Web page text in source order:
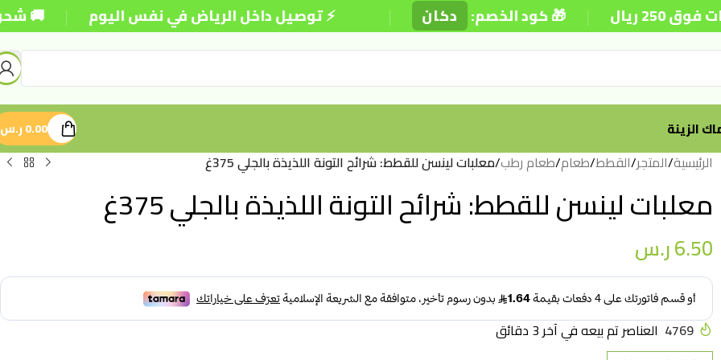
⚡ توصيل داخل الرياض في نفس اليوم | 🚚 شحن مجاني | 🎁 كود الخصم: دكان |
الزينة 0.00ر.س
الرئيسية/المتجر/القطط/طعام/طعام رطب/معلبات لينسن للقطط: شرائح التونة اللذيذة بالجلي 375غ
معلبات لينسن للقطط: شرائح التونة اللذيذة بالجلي 375غ
6.50ر.س
4769 العناصر تم بيعه في آخر 3 دقائق